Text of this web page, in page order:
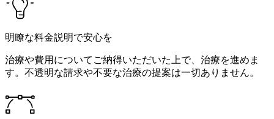
明瞭な料金説明で安心を
治療や費用についてご納得いただいた上で、治療を進めま
す。不透明な請求や不要な治療の提案は一切ありません。